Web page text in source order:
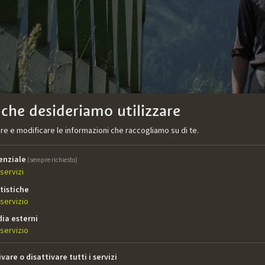
Il giovane padre di famiglia Anton si dedica agli esplosivi e,
diventa un fuggiasco senza fissa dimora. Il suo ribelle
ad essere l’unico punto di riferimento per la
desideriamo utilizzare
e modificare le informazioni che raccogliamo su di te.
(sempre richiesto)
servizi
servizio
esterni
servizio
o disattivare tutti i servizi